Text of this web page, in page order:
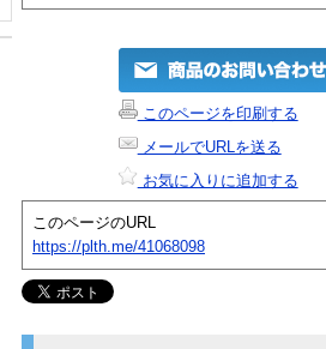
このページを印刷する
メールでURLを送る
お気に入りに追加する
このページのURL
https://plth.me/41068098